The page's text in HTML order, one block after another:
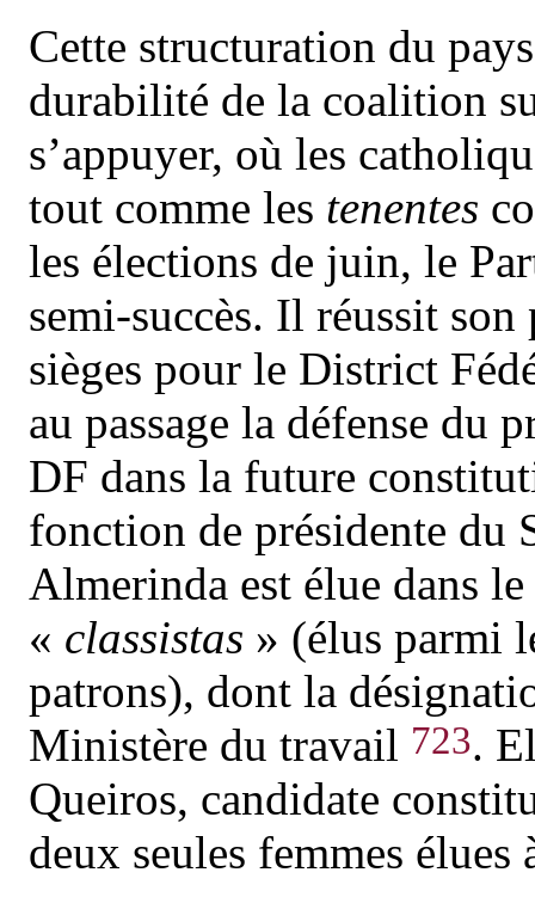
Cette structuration du
durabilité de la coalition
s’appuyer, où les
tout comme les tenentes
les élections de juin, le
semi-succès. Il réussit
sièges pour le District
au passage la défense du
DF dans la future
fonction de présidente du
Almerinda est élue dans
« classistas » (élus parmi
patrons), dont la
Ministère du travail 723.
Queiros, candidate
deux seules femmes